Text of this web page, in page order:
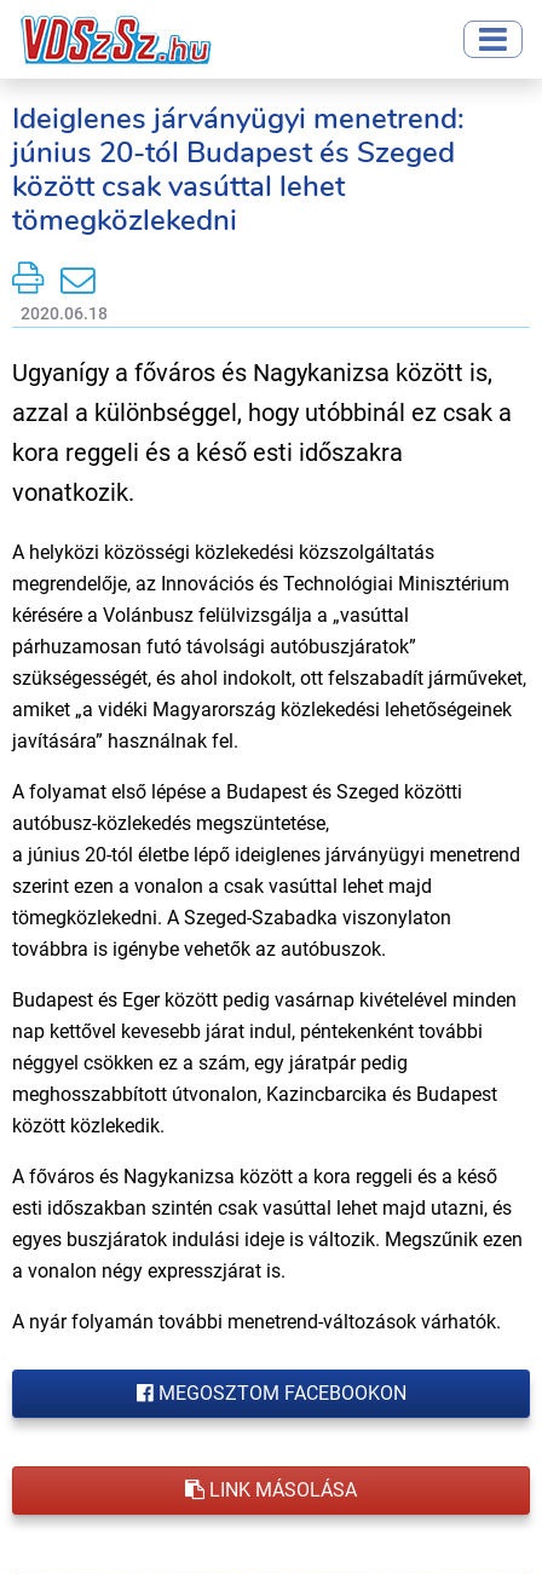
Ideiglenes járványügyi menetrend:
június 20-tól Budapest és Szeged
között csak vasúttal lehet
tömegközlekedni
2020.06.18
Ugyanígy a főváros és Nagykanizsa között is,
azzal a különbséggel, hogy utóbbinál ez csak a
kora reggeli és a késő esti időszakra
vonatkozik.
A helyközi közösségi közlekedési közszolgáltatás
megrendelője, az Innovációs és Technológiai Minisztérium
kérésére a Volánbusz felülvizsgálja a „vasúttal
párhuzamosan futó távolsági autóbuszjáratok”
szükségességét, és ahol indokolt, ott felszabadít járműveket,
amiket „a vidéki Magyarország közlekedési lehetőségeinek
javítására” használnak fel.
A folyamat első lépése a Budapest és Szeged közötti
autóbusz-közlekedés megszüntetése,
a június 20-tól életbe lépő ideiglenes járványügyi menetrend
szerint ezen a vonalon a csak vasúttal lehet majd
tömegközlekedni. A Szeged-Szabadka viszonylaton
továbbra is igénybe vehetők az autóbuszok.
Budapest és Eger között pedig vasárnap kivételével minden
nap kettővel kevesebb járat indul, péntekenként további
néggyel csökken ez a szám, egy járatpár pedig
meghosszabbított útvonalon, Kazincbarcika és Budapest
között közlekedik.
A főváros és Nagykanizsa között a kora reggeli és a késő
esti időszakban szintén csak vasúttal lehet majd utazni, és
egyes buszjáratok indulási ideje is változik. Megszűnik ezen
a vonalon négy expresszjárat is.
A nyár folyamán további menetrend-változások várhatók.
MEGOSZTOM FACEBOOKON
LINK MÁSOLÁSA